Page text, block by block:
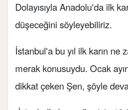
Dolayısıyla Anadolu'da ilk
düşeceğini söyleyebiliriz.
İstanbul'a bu yıl ilk karın ne
merak konusuydu. Ocak
dikkat çeken Şen, şöyle